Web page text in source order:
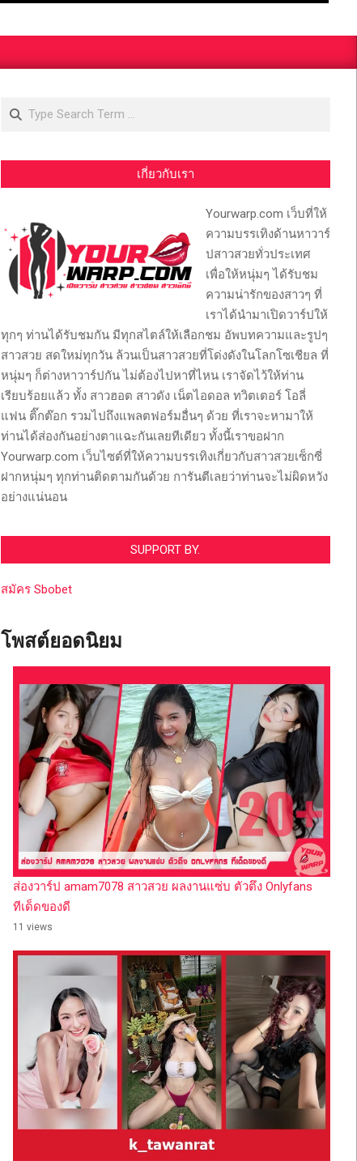
Search
เกี่ยวกับเรา
Yourwarp.com เว็บที่ให้
ความบรรเทิงด้านหาวาร์
ปสาวสวยทั่วประเทศ
เพื่อให้หนุ่มๆ ได้รับชม
ความน่ารักของสาวๆ ที่
เราได้นำมาเปิดวาร์ปให้
ทุกๆ ท่านได้รับชมกัน มีทุกสไตล์ให้เลือกชม อัพบทความและรูปๆ
สาวสวย สดใหม่ทุกวัน ล้วนเป็นสาวสวยที่โด่งดังในโลกโซเชียล ที่
หนุ่มๆ ก็ต่างหาวาร์ปกัน ไม่ต้องไปหาที่ไหน เราจัดไว้ให้ท่าน
เรียบร้อยแล้ว ทั้ง สาวฮอต สาวดัง เน็ตไอดอล ทวิตเตอร์ โอลี่
แฟน ติ๊กต๊อก รวมไปถึงแพลตฟอร์มอื่นๆ ด้วย ที่เราจะหามาให้
ท่านได้ส่องกันอย่างตาแฉะกันเลยทีเดียว ทั้งนี้เราขอฝาก
Yourwarp.com เว็บไซต์ที่ให้ความบรรเทิงเกี่ยวกับสาวสวยเซ็กซี่
ฝากหนุ่มๆ ทุกท่านติดตามกันด้วย การันตีเลยว่าท่านจะไม่ผิดหวัง
อย่างแน่นอน
SUPPORT BY.
สมัคร Sbobet
โพสต์ยอดนิยม
ส่องวาร์ป amam7078 สาวสวย ผลงานแซ่บ ตัวตึง Onlyfans
ทีเด็ดของดี
11 views